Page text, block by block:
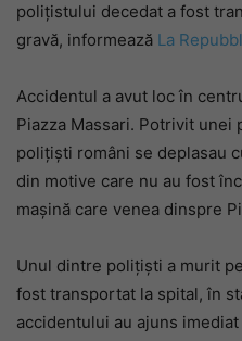
polițistului decedat a fost
gravă, informează La
Accidentul a avut loc în
Piazza Massari. Potrivit
polițiști români se deplasau
din motive care nu au fost
mașină care venea dinspre
Unul dintre polițiști a murit
fost transportat la spital, în
accidentului au ajuns